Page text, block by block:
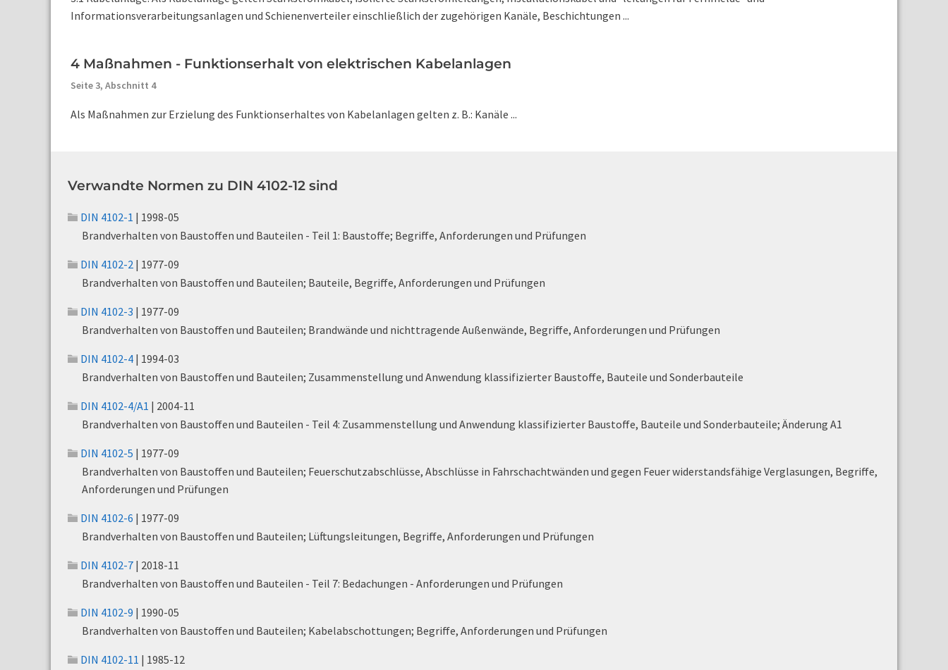
Informationsverarbeitungsanlagen und Schienenverteiler einschließlich der zugehörigen Kanäle, Beschichtungen ...
4 Maßnahmen - Funktionserhalt von elektrischen Kabelanlagen
Seite 3, Abschnitt 4
Als Maßnahmen zur Erzielung des Funktionserhaltes von Kabelanlagen gelten z. B.: Kanäle ...
Verwandte Normen zu DIN 4102-12 sind
DIN 4102-1 | 1998-05
Brandverhalten von Baustoffen und Bauteilen - Teil 1: Baustoffe; Begriffe, Anforderungen und Prüfungen
DIN 4102-2 | 1977-09
Brandverhalten von Baustoffen und Bauteilen; Bauteile, Begriffe, Anforderungen und Prüfungen
DIN 4102-3 | 1977-09
Brandverhalten von Baustoffen und Bauteilen; Brandwände und nichttragende Außenwände, Begriffe, Anforderungen und Prüfungen
DIN 4102-4 | 1994-03
Brandverhalten von Baustoffen und Bauteilen; Zusammenstellung und Anwendung klassifizierter Baustoffe, Bauteile und Sonderbauteile
DIN 4102-4/A1 | 2004-11
Brandverhalten von Baustoffen und Bauteilen - Teil 4: Zusammenstellung und Anwendung klassifizierter Baustoffe, Bauteile und Sonderbauteile; Änderung A1
DIN 4102-5 | 1977-09
Brandverhalten von Baustoffen und Bauteilen; Feuerschutzabschlüsse, Abschlüsse in Fahrschachtwänden und gegen Feuer widerstandsfähige Verglasungen, Begriffe,
Anforderungen und Prüfungen
DIN 4102-6 | 1977-09
Brandverhalten von Baustoffen und Bauteilen; Lüftungsleitungen, Begriffe, Anforderungen und Prüfungen
DIN 4102-7 | 2018-11
Brandverhalten von Baustoffen und Bauteilen - Teil 7: Bedachungen - Anforderungen und Prüfungen
DIN 4102-9 | 1990-05
Brandverhalten von Baustoffen und Bauteilen; Kabelabschottungen; Begriffe, Anforderungen und Prüfungen
DIN 4102-11 | 1985-12